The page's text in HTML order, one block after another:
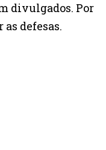
divulgados. Por
defesas.